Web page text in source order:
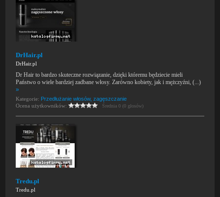
DrHair.pl
DrHair.pl
Dr Hair to bardzo skuteczne rozwiązanie, dzięki któremu będziecie mieli
Państwo o wiele bardziej zadbane włosy. Zarówno kobiety, jak i mężczyźni, (...)
»
Kategorie: Przedłużanie włosów, zagęszczanie
Ocena użytkowników:
Średnia 0 (0 głosów)
Tredu.pl
Tredu.pl